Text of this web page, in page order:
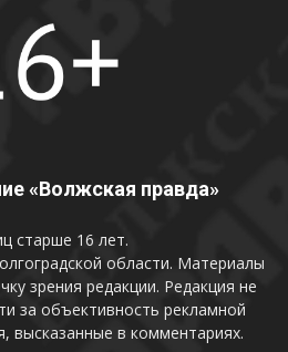
«Волжская правда»
старше 16 лет.
области. Материалы
зрения редакции. Редакция не
за объективность рекламной
высказанные в комментариях.